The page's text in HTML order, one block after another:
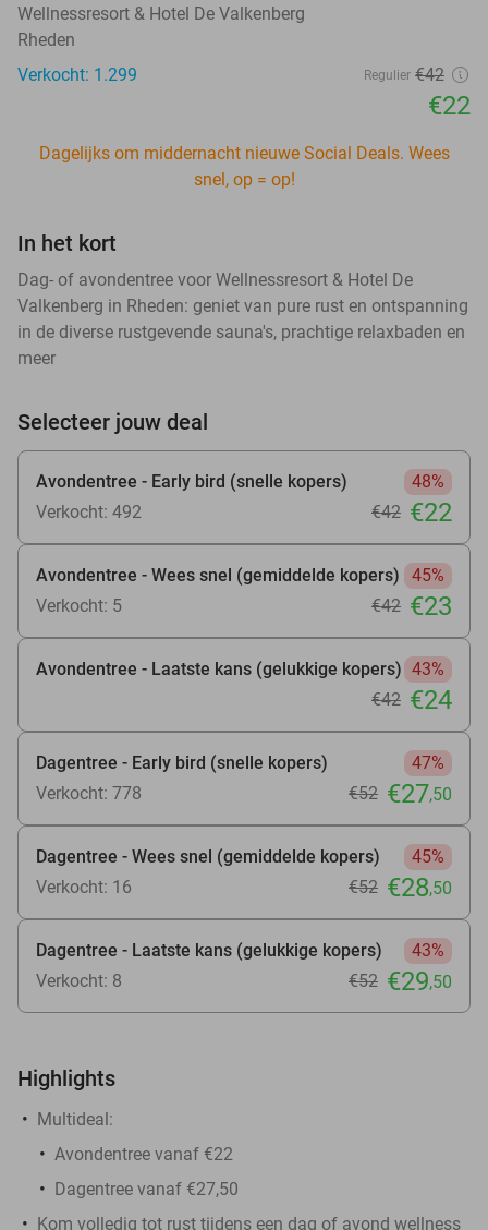
Wellnessresort & Hotel De Valkenberg
Rheden
Verkocht: 1.299
Regulier €42
€22
Dagelijks om middernacht nieuwe Social Deals. Wees
snel, op = op!
In het kort
Dag- of avondentree voor Wellnessresort & Hotel De
Valkenberg in Rheden: geniet van pure rust en ontspanning
in de diverse rustgevende sauna's, prachtige relaxbaden en
meer
Selecteer jouw deal
Avondentree - Early bird (snelle kopers)
48%
Verkocht: 492
€42 €22
Avondentree - Wees snel (gemiddelde kopers)
45%
Verkocht: 5
€42 €23
Avondentree - Laatste kans (gelukkige kopers) 43%
€42 €24
Dagentree - Early bird (snelle kopers)
47%
Verkocht: 778
€52 €27,50
Dagentree - Wees snel (gemiddelde kopers)
45%
Verkocht: 16
€52 €28,50
Dagentree - Laatste kans (gelukkige kopers)
43%
Verkocht: 8
€52 €29,50
Highlights
Multideal:
Avondentree vanaf €22
Dagentree vanaf €27,50
Kom volledig tot rust tijdens een dag of avond wellness